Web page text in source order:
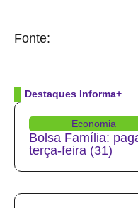
Fonte:
Destaques Informa+
Economia
Bolsa Família:
terça-feira (31)